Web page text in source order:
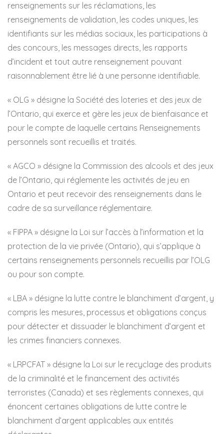
renseignements sur les réclamations, les
renseignements de validation, les codes uniques, les
identifiants sur les médias sociaux, les participations à
des concours, les messages directs, les rapports
d’incident et tout autre renseignement pouvant
raisonnablement être lié à une personne identifiable.
« OLG » désigne la Société des loteries et des jeux de
l’Ontario, qui exerce et gère les jeux de bienfaisance et
pour le compte de laquelle certains Renseignements
personnels sont recueillis et traités.
« AGCO » désigne la Commission des alcools et des jeux
de l’Ontario, qui réglemente les activités de jeu en
Ontario et peut recevoir des renseignements dans le
cadre de sa surveillance réglementaire.
« FIPPA » désigne la Loi sur l’accès à l’information et la
protection de la vie privée (Ontario), qui s’applique à
certains renseignements personnels recueillis par l’OLG
ou pour son compte.
« LBA » désigne la lutte contre le blanchiment d’argent, y
compris les mesures, processus et obligations conçus
pour détecter et dissuader le blanchiment d’argent et
les crimes financiers connexes.
« LRPCFAT » désigne la Loi sur le recyclage des produits
de la criminalité et le financement des activités
terroristes (Canada) et ses règlements connexes, qui
énoncent certaines obligations de lutte contre le
blanchiment d’argent applicables aux entités